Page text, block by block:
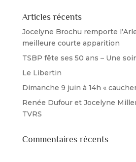
Articles récents
Jocelyne Brochu remporte
meilleure courte apparition
TSBP fête ses 50 ans – Une
Le Libertin
Dimanche 9 juin à 14h «
Renée Dufour et Jocelyne
TVRS
Commentaires récents